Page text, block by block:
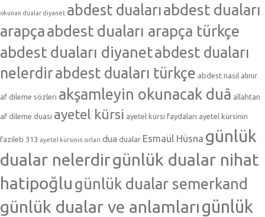
okunan dualar diyanet abdest dualarıabdest duaları
arapçaabdest duaları arapça türkçe
abdest duaları diyanetabdest duaları
nelerdirabdest duaları türkçe abdest nasıl alınır
af dileme sözleri akşamleyin okunacak duâ allahtan
af dileme duası ayetel kürsi ayetel kürsi faydaları ayetel kürsinin
fazileti 313 ayetel kürsinin sırları dua dualar Esmaül Hüsna günlük
dualar nelerdirgünlük dualar nihat
hatipoğlu günlük dualar semerkand
günlük dualar ve anlamlarıgünlük